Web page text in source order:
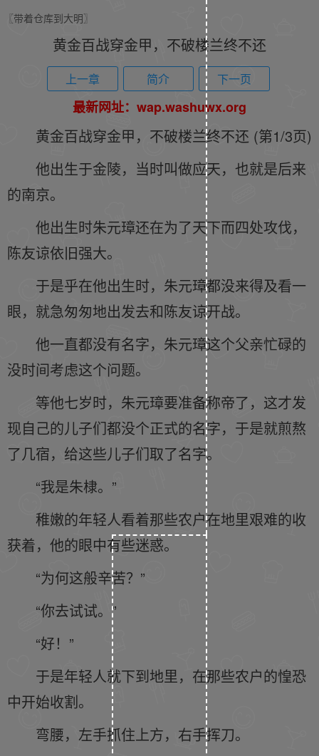
〖带着仓库到大明〗
黄金百战穿金甲，不破楼兰终不还
上一章 简介 下一页
最新网址：wap.washuwx.org
黄金百战穿金甲，不破楼兰终不还 (第1/3页)
他出生于金陵，当时叫做应天，也就是后来
的南京。
他出生时朱元璋还在为了天下而四处攻伐，
陈友谅依旧强大。
于是乎在他出生时，朱元璋都没来得及看一
眼，就急匆匆地出发去和陈友谅开战。
他一直都没有名字，朱元璋这个父亲忙碌的
没时间考虑这个问题。
等他七岁时，朱元璋要准备称帝了，这才发
现自己的儿子们都没个正式的名字，于是就煎熬
了几宿，给这些儿子们取了名字。
“我是朱棣。”
稚嫩的年轻人看着那些农户在地里艰难的收
获着，他的眼中有些迷惑。
“为何这般辛苦？”
“你去试试。”
“好！”
于是年轻人就下到地里，在那些农户的惶恐
中开始收割。
弯腰，左手抓住上方，右手挥刀。